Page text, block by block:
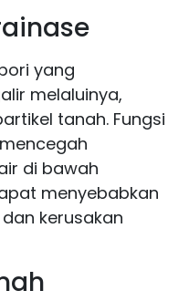
yang
melaluinya,
tanah. Fungsi
di bawah
menyebabkan
kerusakan